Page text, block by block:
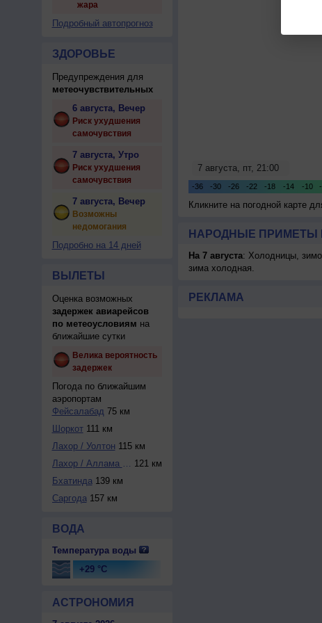
жара
Подробный автопрогноз
ЗДОРОВЬЕ
Предупреждения для
метеочувствительных
6 августа, Вечер
Риск ухудшения
самочувствия
7 августа, Утро
Риск ухудшения
самочувствия
7 августа, Вечер
Возможны
недомогания
Подробно на 14 дней
ВЫЛЕТЫ
Оценка возможных
задержек авиарейсов
по метеоусловиям на
ближайшие сутки
Велика вероятность
задержек
Погода по ближайшим
аэропортам
Фейсалабад 75 км
Шоркот111 км
Лахор / Уолтон 115 км
Лахор / Аллама Ик... 121 км
Бхатинда139 км
Саргода157 км
ВОДА
Температура воды
+29 °C
АСТРОНОМИЯ
Кликните на погодной карте
НАРОДНЫЕ ПРИМЕТЫ
На 7 августа: Холодницы,
зима холодная.
РЕКЛАМА